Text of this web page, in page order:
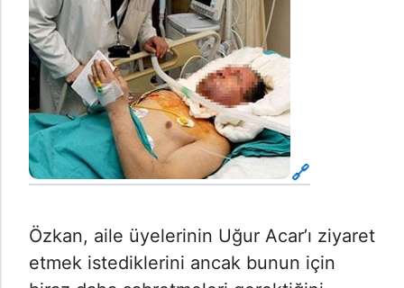
Özkan, aile üyelerinin Uğur Acar’ı ziyaret
etmek istediklerini ancak bunun için